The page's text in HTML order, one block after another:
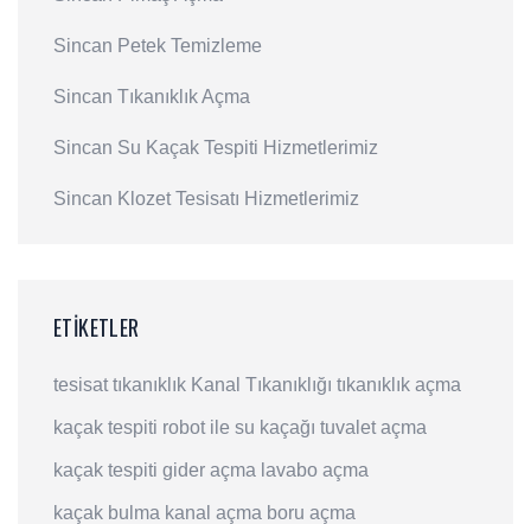
Sincan Petek Temizleme
Sincan Tıkanıklık Açma
Sincan Su Kaçak Tespiti Hizmetlerimiz
Sincan Klozet Tesisatı Hizmetlerimiz
ETIKETLER
tesisat tıkanıklık Kanal Tıkanıklığı tıkanıklık açma
kaçak tespiti robot ile su kaçağı tuvalet açma
kaçak tespiti gider açma lavabo açma
kaçak bulma kanal açma boru açma